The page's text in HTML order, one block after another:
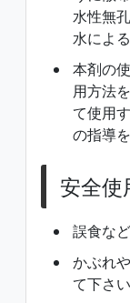
水性無
水によ
本剤の
用方法
て使用
の指導
安全使
誤食な
かぶれ
て下さい